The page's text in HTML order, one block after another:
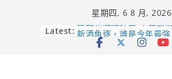
星期四, 6 8 月, 2026
Latest: 全国新酒鑑評会 今日放
新酒角逐，誰是今年最強
響 𝟭𝟮 年 復活了!